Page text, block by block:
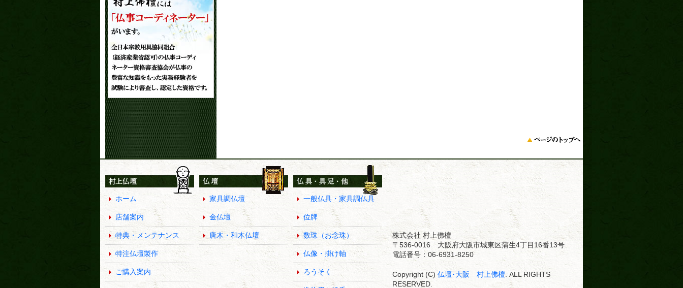
ホーム
店舗案内
特典・メンテナンス
特注仏壇製作
ご購入案内
家具調仏壇
金仏壇
唐木・和木仏壇
一般仏具・家具調仏具
位牌
数珠（お念珠）
仏像・掛け軸
ろうそく
株式会社 村上佛檀
〒536-0016 大阪府大阪市城東区蒲生4丁目16番13号
電話番号：06-6931-8250
Copyright (C) 仏壇･大阪 村上佛檀 . ALL RIGHTS
RESERVED.